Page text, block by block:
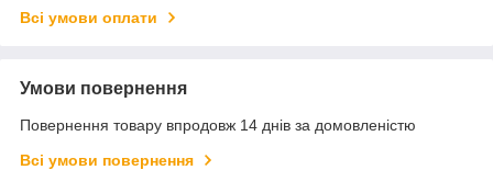
Всі умови оплати
Умови повернення
Повернення товару впродовж 14 днів за домовленістю
Всі умови повернення